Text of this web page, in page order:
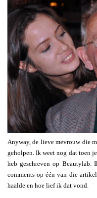
Anyway, de lieve mevrouw die
geholpen. Ik weet nog dat toen
heb geschreven op
comments op één van die
haalde en hoe lief ik dat vond.